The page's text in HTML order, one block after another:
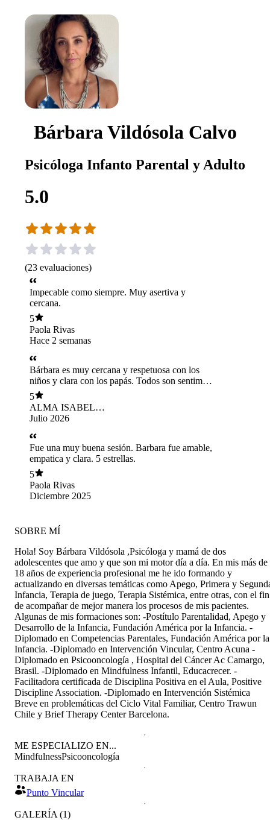
Bárbara Vildósola Calvo
Psicóloga Infanto Parental y Adulto
5.0
(23 evaluaciones)
Impecable como siempre. Muy asertiva y
cercana.
5
Paola Rivas
Hace 2 semanas
Bárbara es muy cercana y respetuosa con los
niños y clara con los papás. Todos son sentimos
cómodos en el proceso.
5
ALMA ISABEL
MARIN RIVAS
Julio 2026
Fue una muy buena sesión. Barbara fue amable,
empatica y clara. 5 estrellas.
5
Paola Rivas
Diciembre 2025
SOBRE MÍ
Hola! Soy Bárbara Vildósola ,Psicóloga y mamá de dos
adolescentes que amo y que son mi motor día a día. En mis más de
18 años de experiencia profesional me he ido formando y
actualizando en diversas temáticas como Apego, Primera y
Infancia, Terapia de juego, Terapia Sistémica, entre otras, con el fin
de acompañar de mejor manera los procesos de mis pacientes.
Algunas de mis formaciones son: -Postítulo Parentalidad, Apego y
Desarrollo de la Infancia, Fundación América por la Infancia. -
Diplomado en Competencias Parentales, Fundación América por la
Infancia. -Diplomado en Intervención Vincular, Centro Acuna -
Diplomado en Psicooncología , Hospital del Cáncer Ac Camargo,
Brasil. -Diplomado en Mindfulness Infantil, Educacrecer. -
Facilitadora certificada de Disciplina Positiva en el Aula, Positive
Discipline Association. -Diplomado en Intervención Sistémica
Breve en problemáticas del Ciclo Vital Familiar, Centro Trawun
Chile y Brief Therapy Center Barcelona.
ME ESPECIALIZO EN...
MindfulnessPsicooncología
TRABAJA EN
Punto Vincular
GALERÍA (1)